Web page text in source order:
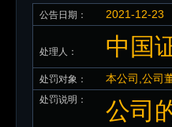
公告日期： 2021-12-23
处理人： 中国
处罚对象： 本公司,公司
处罚说明：
公司